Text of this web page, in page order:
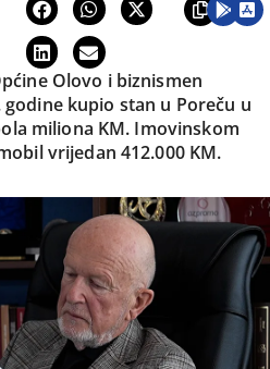
Olovo i biznismen
kupio stan u Poreču u
miliona KM. Imovinskom
vrijedan 412.000 KM.